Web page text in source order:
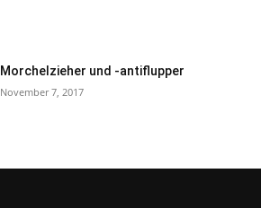
Morchelzieher und -antiflupper
November 7, 2017